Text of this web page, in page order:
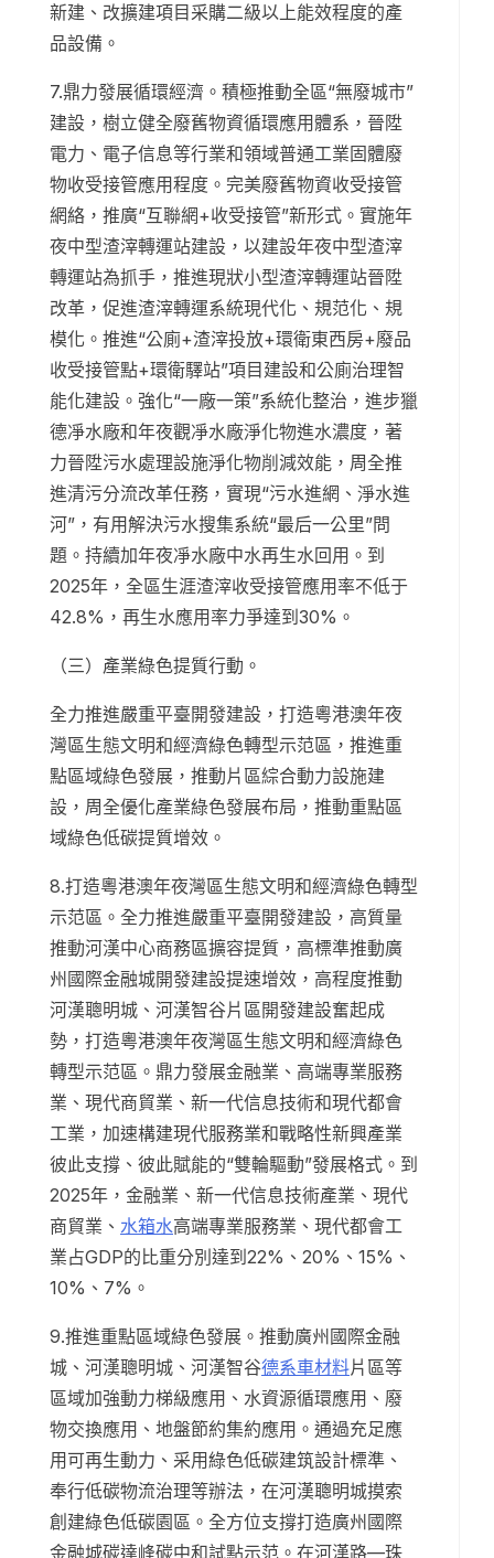
新建、改擴建項目采購二級以上能效程度的產
品設備。
7.鼎力發展循環經濟。積極推動全區“無廢城市”
建設，樹立健全廢舊物資循環應用體系，晉陞
電力、電子信息等行業和領域普通工業固體廢
物收受接管應用程度。完美廢舊物資收受接管
網絡，推廣“互聯網+收受接管”新形式。實施年
夜中型渣滓轉運站建設，以建設年夜中型渣滓
轉運站為抓手，推進現狀小型渣滓轉運站晉陞
改革，促進渣滓轉運系統現代化、規范化、規
模化。推進“公廁+渣滓投放+環衛東西房+廢品
收受接管點+環衛驛站”項目建設和公廁治理智
能化建設。強化“一廠一策”系統化整治，進步獵
德凈水廠和年夜觀凈水廠淨化物進水濃度，著
力晉陞污水處理設施淨化物削減效能，周全推
進清污分流改革任務，實現“污水進網、淨水進
河”，有用解決污水搜集系統“最后一公里”問
題。持續加年夜凈水廠中水再生水回用。到
2025年，全區生涯渣滓收受接管應用率不低于
42.8%，再生水應用率力爭達到30%。
（三）產業綠色提質行動。
全力推進嚴重平臺開發建設，打造粵港澳年夜
灣區生態文明和經濟綠色轉型示范區，推進重
點區域綠色發展，推動片區綜合動力設施建
設，周全優化產業綠色發展布局，推動重點區
域綠色低碳提質增效。
8.打造粵港澳年夜灣區生態文明和經濟綠色轉型
示范區。全力推進嚴重平臺開發建設，高質量
推動河漢中心商務區擴容提質，高標準推動廣
州國際金融城開發建設提速增效，高程度推動
河漢聰明城、河漢智谷片區開發建設奮起成
勢，打造粵港澳年夜灣區生態文明和經濟綠色
轉型示范區。鼎力發展金融業、高端專業服務
業、現代商貿業、新一代信息技術和現代都會
工業，加速構建現代服務業和戰略性新興產業
彼此支撐、彼此賦能的“雙輪驅動”發展格式。到
2025年，金融業、新一代信息技術產業、現代
商貿業、 水箱水高端專業服務業、現代都會工
業占GDP的比重分別達到22%、20%、15%、
10%、7%。
9.推進重點區域綠色發展。推動廣州國際金融
城、河漢聰明城、河漢智谷德系車材料片區等
區域加強動力梯級應用、水資源循環應用、廢
物交換應用、地盤節約集約應用。通過充足應
用可再生動力、采用綠色低碳建筑設計標準、
奉行低碳物流治理等辦法，在河漢聰明城摸索
創建綠色低碳園區。全方位支撐打造廣州國際
金融城碳達峰碳中和試點示范。在河漢路—珠